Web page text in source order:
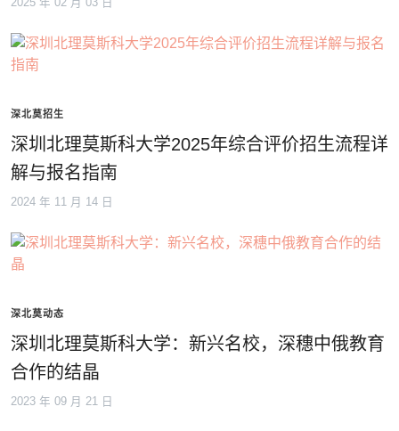
2025 年 02 月 03 日
深北莫招生
深圳北理莫斯科大学2025年综合评价招生流程详
解与报名指南
2024 年 11 月 14 日
深北莫动态
深圳北理莫斯科大学：新兴名校，深穗中俄教育
合作的结晶
2023 年 09 月 21 日